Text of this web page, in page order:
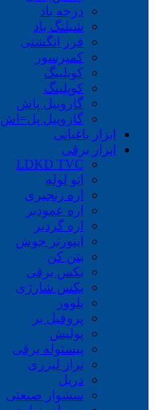
درجه باد
شیلنگ باد
فرز انگشتی
کمپرسور
کوبلینگ
کوپلینگ
گازوییل پاش
گازوییل پل=اش
ابزار باغبانی
ابزار برقی
LDKD TVC
اتو لوله
اره زنجیری
اره عمودبر
اره گردبر
اینورتر جوش
بتن کن
بکس برقی
بکس شارژی
بلوور
پروفیل بر
پولیش
پیستوله برقی
تراز لیزری
دریل
سشوار صنعتی